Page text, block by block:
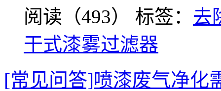
阅读（493） 标签： 去
干式漆雾过滤器
[常见问答]喷漆废气净化